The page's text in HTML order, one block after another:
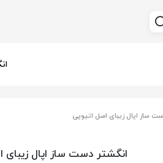
ساز اپال زیبای اصل اتیوپی
انگشتر دست ساز اپال زیبای